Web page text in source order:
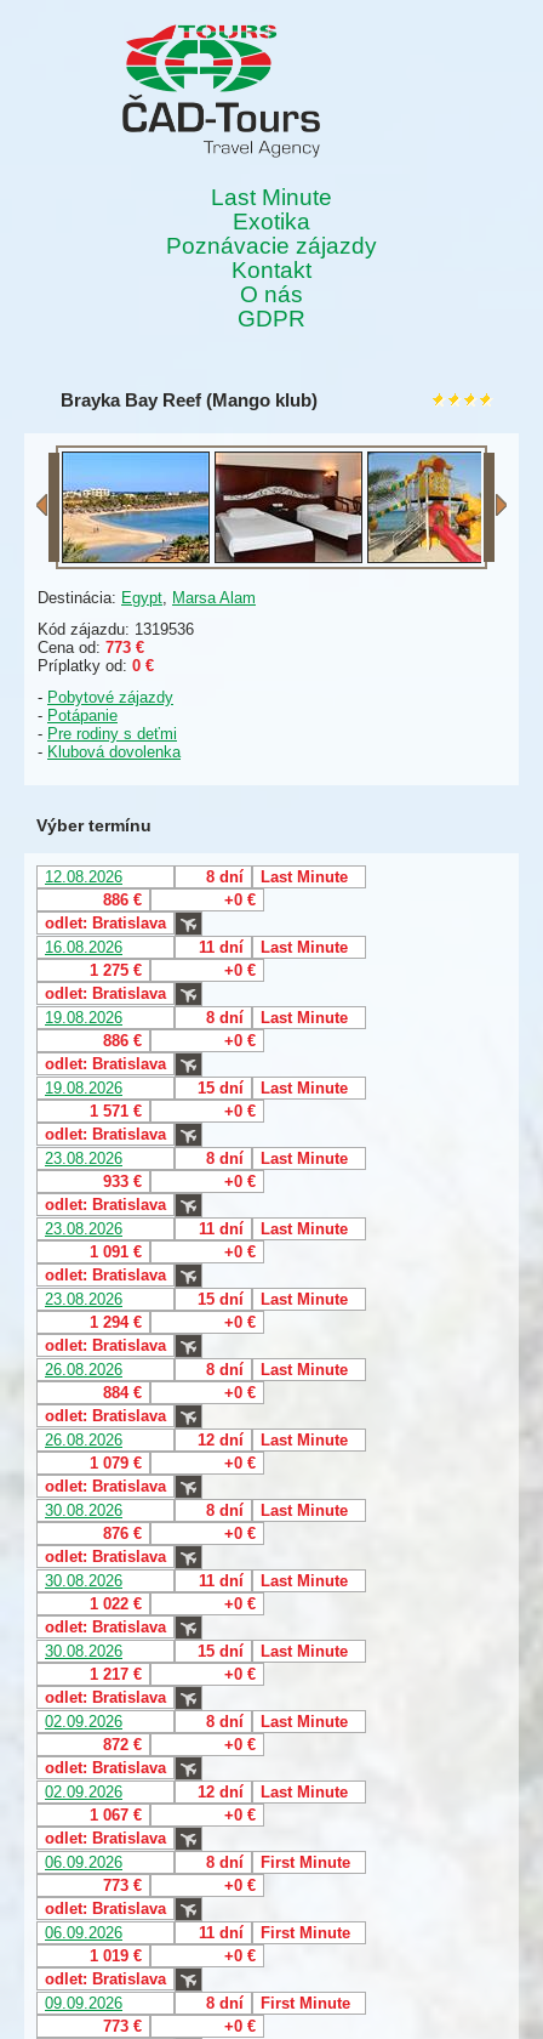
Last Minute
Exotika
Poznávacie zájazdy
Kontakt
O nás
GDPR
Brayka Bay Reef (Mango klub)
Destinácia: Egypt, Marsa Alam
Kód zájazdu: 1319536
Cena od: 773 €
Príplatky od: 0 €
- Pobytové zájazdy
- Potápanie
- Pre rodiny s deťmi
- Klubová dovolenka
Výber termínu
12.08.2026 8 dní
Last Minute
886 €
+0 €
odlet: Bratislava
16.08.2026
11 dní
Last Minute
1 275 €
+0 €
odlet: Bratislava
19.08.2026
8 dní
Last Minute
886 €
+0 €
odlet: Bratislava
19.08.2026
15 dní
Last Minute
1 571 €
+0 €
odlet: Bratislava
23.08.2026
8 dní
Last Minute
933 €
+0 €
odlet: Bratislava
23.08.2026
11 dní
Last Minute
1 091 €
+0 €
odlet: Bratislava
23.08.2026
15 dní
Last Minute
1 294 €
+0 €
odlet: Bratislava
26.08.2026
8 dní
Last Minute
884 €
+0 €
odlet: Bratislava
26.08.2026
12 dní
Last Minute
1 079 €
+0 €
odlet: Bratislava
30.08.2026
8 dní
Last Minute
876 €
+0 €
odlet: Bratislava
30.08.2026
11 dní
Last Minute
1 022 €
+0 €
odlet: Bratislava
30.08.2026
15 dní
Last Minute
1 217 €
+0 €
odlet: Bratislava
02.09.2026
8 dní
Last Minute
872 €
+0 €
odlet: Bratislava
02.09.2026
12 dní
Last Minute
1 067 €
+0 €
odlet: Bratislava
06.09.2026
8 dní
First Minute
773 €
+0 €
odlet: Bratislava
06.09.2026
11 dní
First Minute
1 019 €
+0 €
odlet: Bratislava
09.09.2026
8 dní
First Minute
773 €
+0 €